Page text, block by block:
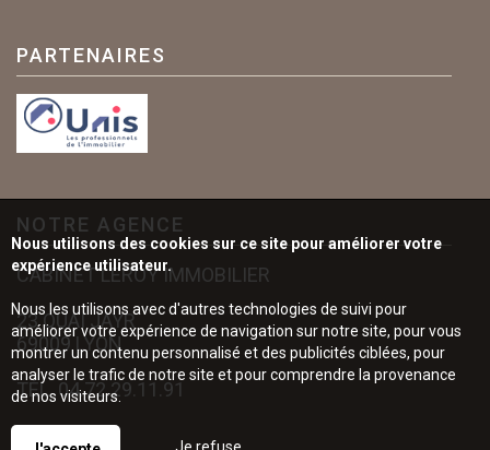
PARTENAIRES
NOTRE AGENCE
CABINET LEROY IMMOBILIER
23 QUAI JAYR
69009 LYON
TÉL.04.72.29.11.91
Nous utilisons des cookies sur ce site pour améliorer votre
expérience utilisateur.
Nous les utilisons avec d'autres technologies de suivi pour
améliorer votre expérience de navigation sur notre site, pour vous
montrer un contenu personnalisé et des publicités ciblées, pour
analyser le trafic de notre site et pour comprendre la provenance
de nos visiteurs.